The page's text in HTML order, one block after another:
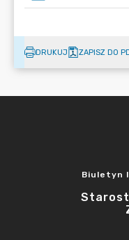
DRUKUJ ZAPISZ DO
Biuletyn